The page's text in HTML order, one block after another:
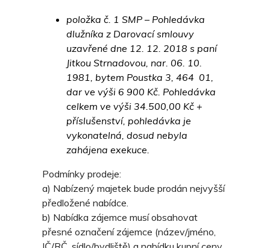
položka č. 1 SMP – Pohledávka
dlužníka z Darovací smlouvy
uzavřené dne 12. 12. 2018 s paní
Jitkou Strnadovou, nar. 06. 10.
1981, bytem Poustka 3, 464 01,
dar ve výši 6 900 Kč. Pohledávka
celkem ve výši 34.500,00 Kč +
příslušenství, pohledávka je
vykonatelná, dosud nebyla
zahájena exekuce.
Podmínky prodeje:
a) Nabízený majetek bude prodán nejvyšší
předložené nabídce.
b) Nabídka zájemce musí obsahovat
přesné označení zájemce (název/jméno,